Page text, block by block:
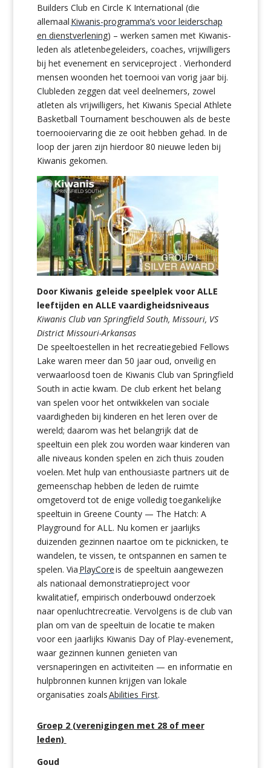
Builders Club en Circle K International (die
allemaal Kiwanis-programma’s voor leiderschap
en dienstverlening) – werken samen met Kiwanis-
leden als atletenbegeleiders, coaches, vrijwilligers
bij het evenement en serviceproject . Vierhonderd
mensen woonden het toernooi van vorig jaar bij.
Clubleden zeggen dat veel deelnemers, zowel
atleten als vrijwilligers, het Kiwanis Special Athlete
Basketball Tournament beschouwen als de beste
toernooiervaring die ze ooit hebben gehad. In de
loop der jaren zijn hierdoor 80 nieuwe leden bij
Kiwanis gekomen.
Door Kiwanis geleide speelplek voor ALLE
leeftijden en ALLE vaardigheidsniveaus
Kiwanis Club van Springfield South, Missouri, VS
District Missouri-Arkansas
De speeltoestellen in het recreatiegebied Fellows
Lake waren meer dan 50 jaar oud, onveilig en
verwaarloosd toen de Kiwanis Club van Springfield
South in actie kwam. De club erkent het belang
van spelen voor het ontwikkelen van sociale
vaardigheden bij kinderen en het leren over de
wereld; daarom was het belangrijk dat de
speeltuin een plek zou worden waar kinderen van
alle niveaus konden spelen en zich thuis zouden
voelen. Met hulp van enthousiaste partners uit de
gemeenschap hebben de leden de ruimte
omgetoverd tot de enige volledig toegankelijke
speeltuin in Greene County — The Hatch: A
Playground for ALL. Nu komen er jaarlijks
duizenden gezinnen naartoe om te picknicken, te
wandelen, te vissen, te ontspannen en samen te
spelen. Via PlayCoreis de speeltuin aangewezen
als nationaal demonstratieproject voor
kwalitatief, empirisch onderbouwd onderzoek
naar openluchtrecreatie. Vervolgens is de club van
plan om van de speeltuin de locatie te maken
voor een jaarlijks Kiwanis Day of Play-evenement,
waar gezinnen kunnen genieten van
versnaperingen en activiteiten — en informatie en
hulpbronnen kunnen krijgen van lokale
organisaties zoalsAbilities First.
Groep 2 (verenigingen met 28 of meer
leden)
Goud